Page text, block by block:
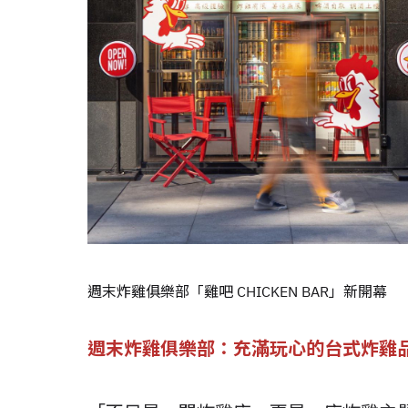
週末炸雞俱樂部「雞吧 CHICKEN BAR」新開幕
週末炸雞俱樂部：充滿玩心的台式炸雞